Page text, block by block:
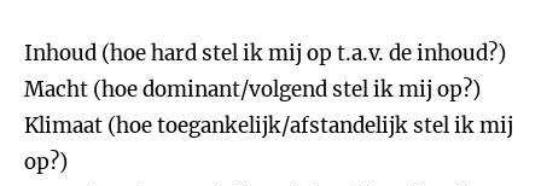
Inhoud (hoe hard stel ik mij op t.a.v. de inhoud?)
Macht (hoe dominant/volgend stel ik mij op?)
Klimaat (hoe toegankelijk/afstandelijk stel ik mij
op?)